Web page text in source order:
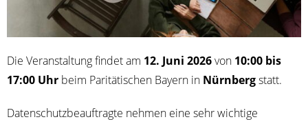
Die Ver­an­stal­tung fin­det am 12. Juni 2026von 10:00 bis
17:00 Uhr beim Pari­tä­ti­schen Bay­ern in Nürn­bergstatt.
Daten­schutz­be­auf­trag­te neh­men eine sehr wich­ti­ge